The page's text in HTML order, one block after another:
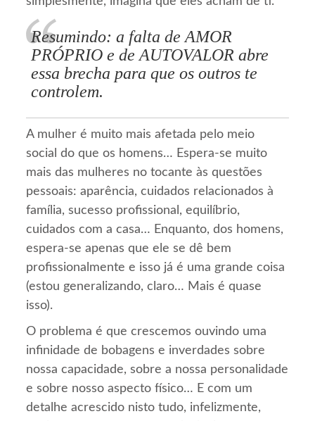
Resumindo: a falta de AMOR
PRÓPRIO e de AUTOVALOR abre
essa brecha para que os outros te
controlem.
A mulher é muito mais afetada pelo meio
social do que os homens… Espera-se muito
mais das mulheres no tocante às questões
pessoais: aparência, cuidados relacionados à
família, sucesso profissional, equilíbrio,
cuidados com a casa… Enquanto, dos homens,
espera-se apenas que ele se dê bem
profissionalmente e isso já é uma grande coisa
(estou generalizando, claro… Mais é quase
isso).
O problema é que crescemos ouvindo uma
infinidade de bobagens e inverdades sobre
nossa capacidade, sobre a nossa personalidade
e sobre nosso aspecto físico… E com um
detalhe acrescido nisto tudo, infelizmente,